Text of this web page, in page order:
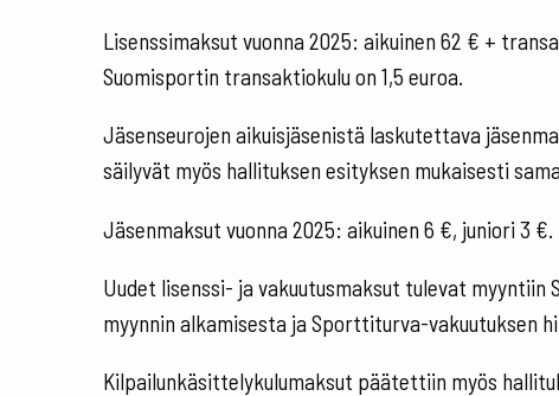
Lisenssimaksut vuonna 2025: aikuinen 62 € +
Suomisportin transaktiokulu on 1,5 euroa.
Jäsenseurojen aikuisjäsenistä laskutettava
säilyvät myös hallituksen esityksen mukaisesti
Jäsenmaksut vuonna 2025: aikuinen 6 €, juniori 3 €.
Uudet lisenssi- ja vakuutusmaksut tulevat myyntiin
myynnin alkamisesta ja Sporttiturva-vakuutuksen
Kilpailunkäsittelykulumaksut päätettiin myös